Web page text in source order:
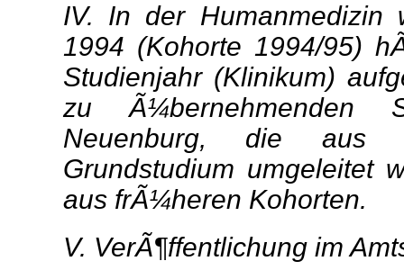
IV. In der Humanmedizin
1994 (Kohorte 1994/95)
Studienjahr (Klinikum)
zu Ã¼bernehmenden
Neuenburg, die aus
Grundstudium umgeleitet
aus frÃ¼heren Kohorten.
V. VerÃ¶ffentlichung im